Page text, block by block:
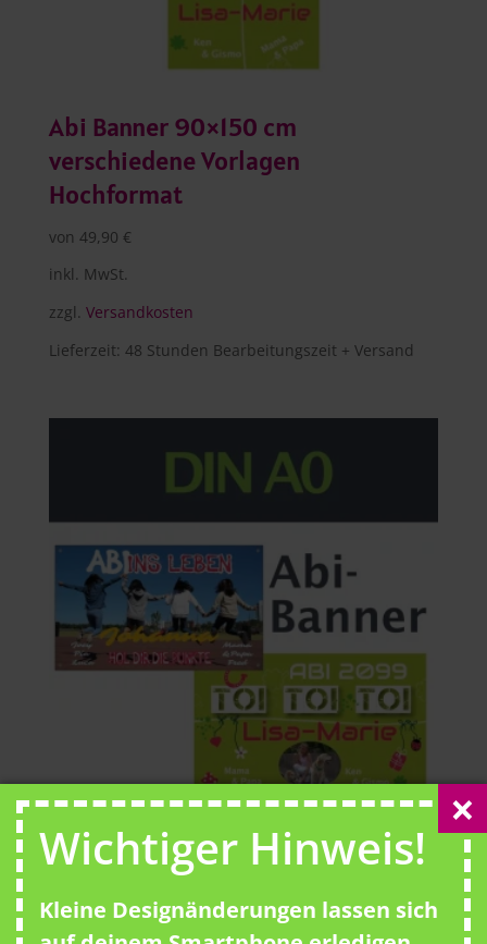
Abi Banner 90×150 cm
verschiedene Vorlagen
Hochformat
von 49,90 €
inkl. MwSt.
zzgl. Versandkosten
Lieferzeit: 48 Stunden Bearbeitungszeit + Versand
Abi Banner DIN A0 verschiedene
von 56,00€
Wichtiger Hinweis!
Kleine Designänderungen lassen sich